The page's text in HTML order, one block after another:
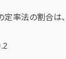
率法の割合は、